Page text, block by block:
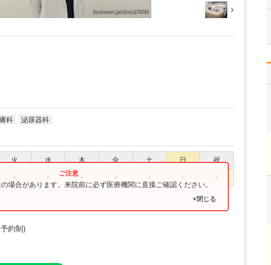
科 泌尿器科
火 水 木 金 土 日 祝
場合があります。来院前に必ず医療機関に直接ご確認ください。
×閉じる
約制)